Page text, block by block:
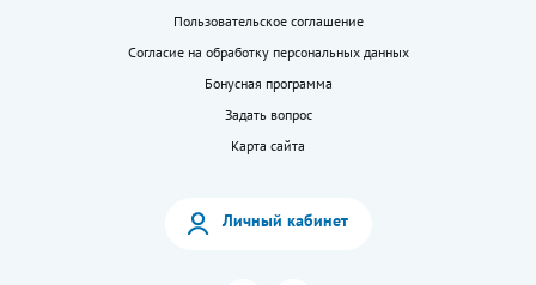
Пользовательское соглашение
Согласие на обработку персональных данных
Бонусная программа
Задать вопрос
Карта сайта
Личный кабинет